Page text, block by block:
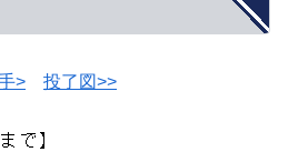
> 投了図>>